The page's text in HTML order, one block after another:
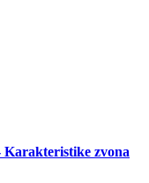
Karakteristike zvona